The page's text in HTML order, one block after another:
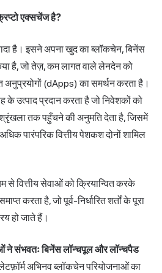
एक्सचेंज है?
है। इसने अपना खुद का ब्लॉकचेन,बिनेंस
है, जो तेज़, कम लागत वाले लेनदेन को
अनुप्रयोगों (dApps) का समर्थन करता है।
उत्पाद प्रदान करता है जो निवेशकों को
तक पहुँचने की अनुमति देता है, जिसमें
पारंपरिक वित्तीय पेशकश दोनों शामिल
से वित्तीय सेवाओं को क्रियान्वित करके
करता है, जो पूर्व-निर्धारित शर्तों के पूरा
हो जाते हैं।
ने संभवतः बिनेंस लॉन्चपूल और लॉन्चपैड
अभिनव ब्लॉकचेन परियोजनाओं का